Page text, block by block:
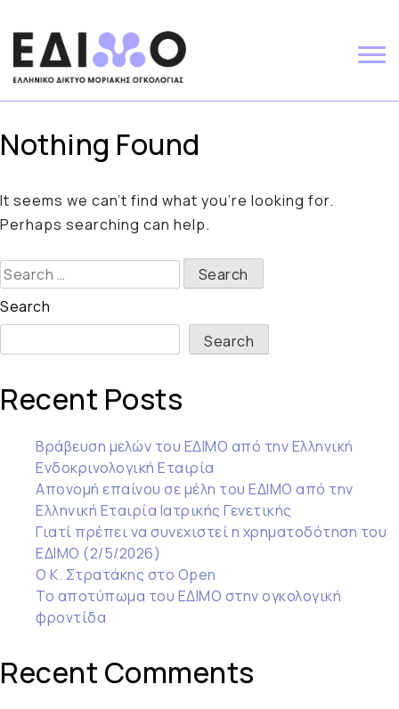
to
content
Nothing Found
It seems we can’t find what you’re looking for.
Perhaps searching can help.
Search
for:
Search
Search
Recent Posts
Βράβευση μελών του ΕΔΙΜΟ από την Ελληνική
Ενδοκρινολογική Εταιρία
Απονομή επαίνου σε μέλη του ΕΔΙΜΟ από την
Ελληνική Εταιρία Ιατρικής Γενετικής
Γιατί πρέπει να συνεχιστεί η χρηματοδότηση του
ΕΔΙΜΟ (2/5/2026)
Ο Κ. Στρατάκης στο Open
Το αποτύπωμα του ΕΔΙΜΟ στην ογκολογική
φροντίδα
Recent Comments